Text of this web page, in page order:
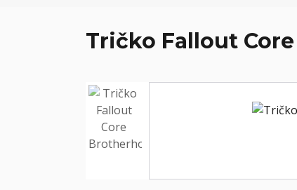
Tričko Fallout